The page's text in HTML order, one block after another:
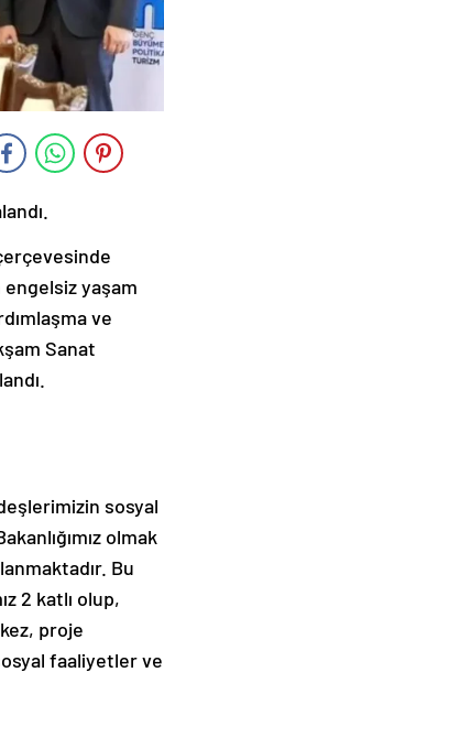
yaşam
ve
Sanat
sosyal
olmak
Bu
2 katlı olup,
proje
faaliyetler ve